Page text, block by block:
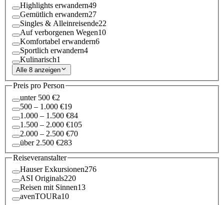
Highlights erwandern49
Gemütlich erwandern27
Singles & Alleinreisende22
Auf verborgenen Wegen10
Komfortabel erwandern6
Sportlich erwandern4
Kulinarisch1
Alle 8 anzeigen
Preis pro Person
unter 500 €2
500 – 1.000 €19
1.000 – 1.500 €84
1.500 – 2.000 €105
2.000 – 2.500 €70
über 2.500 €283
Reiseveranstalter
Hauser Exkursionen276
ASI Originals220
Reisen mit Sinnen13
avenTOURa10